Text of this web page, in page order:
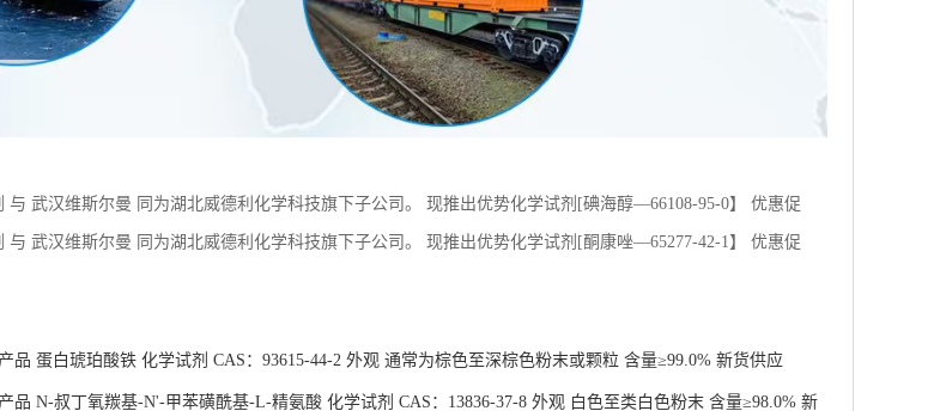
与 武汉维斯尔曼 同为湖北威德利化学科技旗下子公司。 现推出优势化学试剂[碘海醇—66108-95-0】 优惠促
障与 武汉维斯尔曼 同为湖北威德利化学科技旗下子公司。 现推出优势化学试剂[酮康唑—65277-42-1】 优惠促
品 蛋白琥珀酸铁 化学试剂 CAS：93615-44-2 外观 通常为棕色至深棕色粉末或颗粒 含量≥99.0% 新货供应
品 N-叔丁氧羰基-N'-甲苯磺酰基-L-精氨酸 化学试剂 CAS：13836-37-8 外观 白色至类白色粉末 含量≥98.0% 新